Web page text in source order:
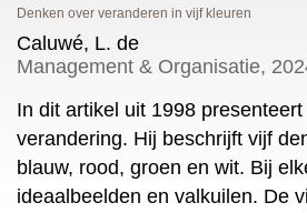
Denken over veranderen in vijf kleuren
Caluwé, L. de
Management & Organisatie,
In dit artikel uit 1998
verandering. Hij beschrijft vijf
blauw, rood, groen en wit. Bij
ideaalbeelden en valkuilen. De